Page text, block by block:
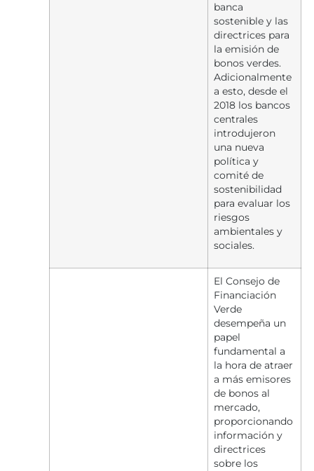
banca
sostenible y las
directrices para
la emisión de
bonos verdes.
Adicionalmente
a esto, desde el
2018 los bancos
centrales
introdujeron
una nueva
política y
comité de
sostenibilidad
para evaluar los
riesgos
ambientales y
sociales.
El Consejo de
Financiación
Verde
desempeña un
papel
fundamental a
la hora de atraer
a más emisores
de bonos al
mercado,
proporcionando
información y
directrices
sobre los